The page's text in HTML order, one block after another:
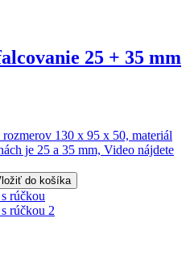
25 + 35 mm
130 x 95 x 50, materiál
je 25 a 35 mm, Video nájdete
do košíka